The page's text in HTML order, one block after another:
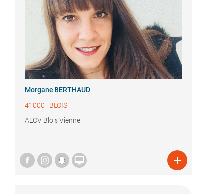
Morgane BERTHAUD
41000 | BLOIS
ALCV Blois Vienne
 